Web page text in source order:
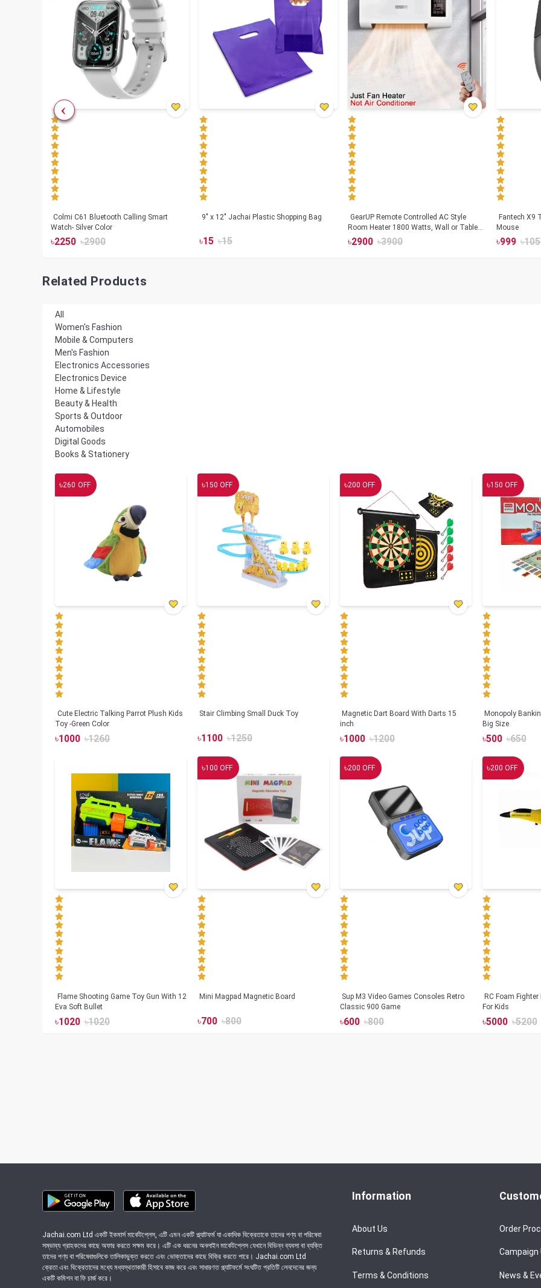
Colmi C61 Bluetooth Calling Smart
Watch- Silver Color
৳2250 ৳2900
9" x 12" Jachai Plastic Shopping Bag
৳15 ৳15
GearUP Remote Controlled AC Style
Room Heater 1800 Watts, Wall or Table
Mount
৳2900 ৳3900
Fantech X9
Mouse
৳999 ৳
Related Products
All
Women's Fashion
Mobile & Computers
Men's Fashion
Electronics Accessories
Electronics Device
Home & Lifestyle
Beauty & Health
Sports & Outdoor
Automobiles
Digital Goods
Books & Stationery
৳260 OFF
Cute Electric Talking Parrot Plush Kids
Toy -Green Color
৳1000 ৳1260
৳150 OFF
Stair Climbing Small Duck Toy
৳1100 ৳1250
৳200 OFF
Magnetic Dart Board With Darts 15
inch
৳1000 ৳1200
৳150 OFF
Monopoly
Big Size
৳500 ৳650
Flame Shooting Game Toy Gun With 12
Eva Soft Bullet
৳1020 ৳1020
৳100 OFF
Mini Magpad Magnetic Board
৳700 ৳800
৳200 OFF
Sup M3 Video Games Consoles Retro
Classic 900 Game
৳600 ৳800
৳200 OFF
RC Foam
For Kids
৳5000 ৳5200
Jachai.com Ltd একটি ইকমার্স মার্কেটপ্লেস, এটি এমন একটি প্ল্যাটফর্ম যা একাধিক বিক্রেতাকে তাদের পণ্য বা পরিষেবা
সম্ভাব্য গ্রাহকদের কাছে অফার করতে সক্ষম করে। এটি এক ধরনের অনলাইন মার্কেটপ্লেস যেখানে বিভিন্ন ব্যবসা বা ব্যক্তি
তাদের পণ্য বা পরিষেবাগুলিকে তালিকাভুক্ত করতে এবং ভোক্তাদের কাছে বিক্রি করতে পারে। Jachai.com Ltd
ক্রেতা এবং বিক্রেতাদের মধ্যে মধ্যস্থতাকারী হিসাবে কাজ করে এবং সাধারণত প্ল্যাটফর্মে সংঘটিত প্রতিটি লেনদেনের জন্য
একটি কমিশন বা ফি চার্জ করে।
Information
About Us
Returns & Refunds
Terms & Conditions
Order
Campaign
News &